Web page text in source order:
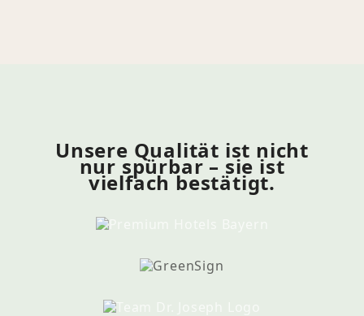
Unsere Qualität ist nicht
nur spürbar – sie ist
vielfach bestätigt.